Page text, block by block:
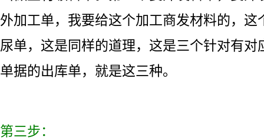
外加工单，我要给这个加工商发材料的，这
尿单，这是同样的道理，这是三个针对有对
单据的出库单，就是这三种。
第三步：